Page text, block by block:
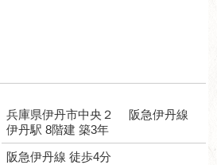
兵庫県伊丹市中央２ 阪急伊丹線
伊丹駅 8階建 築3年
阪急伊丹線 徒歩4分